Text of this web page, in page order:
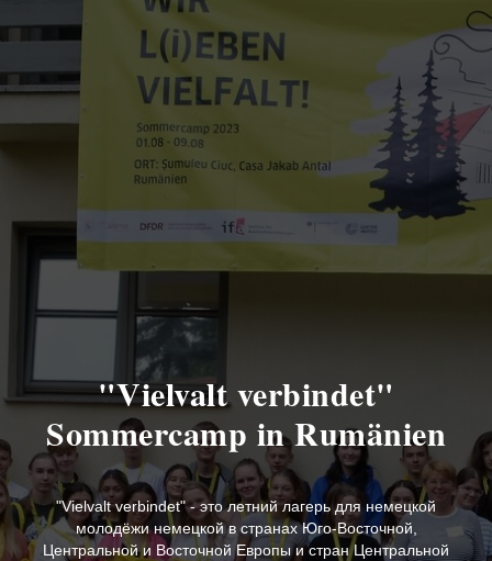
"Vielvalt verbindet"
Sommercamp in Rumänien
"Vielvalt verbindet" - это летний лагерь для немецкой
молодёжи немецкой в странах Юго-Восточной,
Центральной и Восточной Европы и стран Центральной